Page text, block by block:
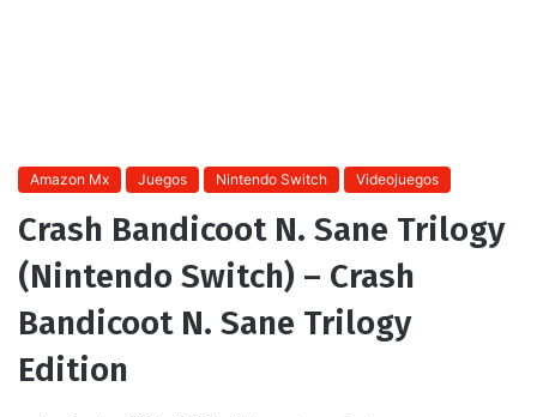
Amazon Mx Juegos Nintendo Switch Videojuegos
Crash Bandicoot N. Sane Trilogy
(Nintendo Switch) – Crash
Bandicoot N. Sane Trilogy
Edition